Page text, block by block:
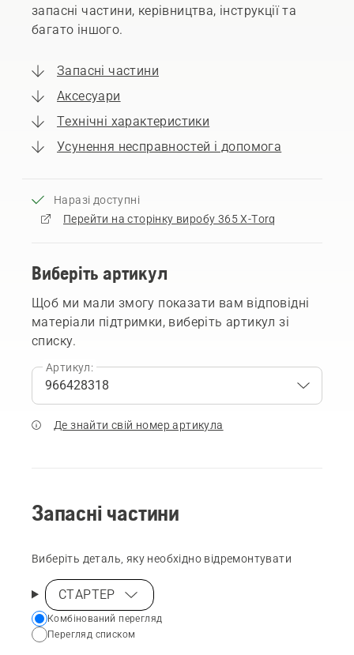
запасні частини, керівництва, інструкції та
багато іншого.
Запасні частини
Аксесуари
Технічні характеристики
Усунення несправностей і допомога
Наразі доступні
Перейти на сторінку виробу 365 X-Torq
Виберіть артикул
Щоб ми мали змогу показати вам відповідні
матеріали підтримки, виберіть артикул зі
списку.
Артикул:
Де знайти свій номер артикула
Запасні частини
Виберіть деталь, яку необхідно відремонтувати
СТАРТЕР
Choose
your
Комбінований перегляд
Перегляд списком